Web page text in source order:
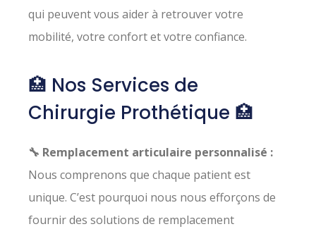
qui peuvent vous aider à retrouver votre
mobilité, votre confort et votre confiance.
🏥 Nos Services de
Chirurgie Prothétique 🏥
🔧 Remplacement articulaire personnalisé :
Nous comprenons que chaque patient est
unique. C’est pourquoi nous nous efforçons de
fournir des solutions de remplacement